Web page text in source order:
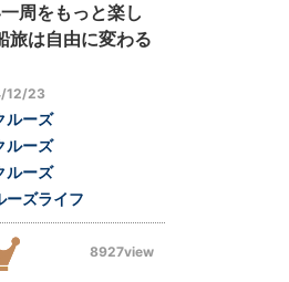
周をもっと楽し
旅は自由に変わる
12/23
ルーズ
ルーズ
ルーズ
ーズライフ
8927view